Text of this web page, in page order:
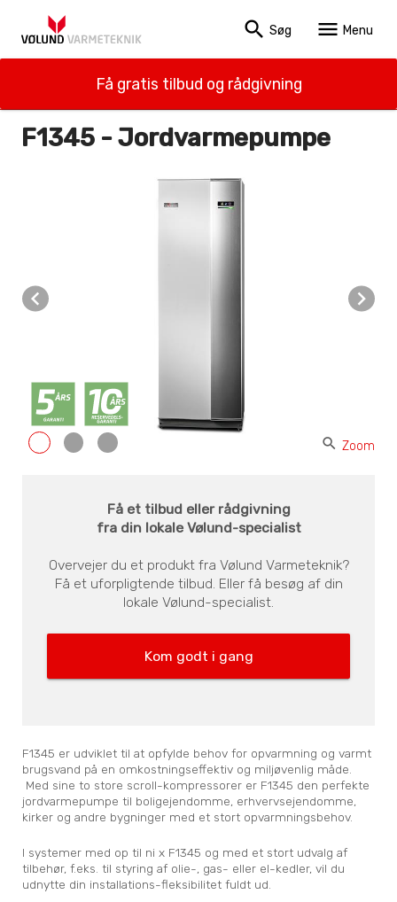
search Søg menu Menu
Få gratis tilbud og rådgivning
F1345 - Jordvarmepumpe
F1345 er udviklet til at opfylde behov for opvarmning og varmt
brugsvand på en omkostningseffektiv og miljøvenlig måde.
Med sine to store scroll-kompressorer er F1345 den perfekte
jordvarmepumpe til boligejendomme, erhvervsejendomme,
kirker og andre bygninger med et stort opvarmningsbehov.
I systemer med op til ni x F1345 og med et stort udvalg af
tilbehør, f.eks. til styring af olie-, gas- eller el-kedler, vil du
udnytte din installations-fleksibilitet fuldt ud.
navigate_before navigate_next
search Zoom
Få et tilbud eller rådgivning
fra din lokale Vølund-specialist
Overvejer du et produkt fra Vølund Varmeteknik?
Få et uforpligtende tilbud. Eller få besøg af din
lokale Vølund-specialist.
Kom godt i gang